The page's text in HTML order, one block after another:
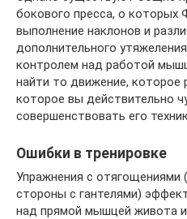
бокового пресса, о
выполнение наклонов и
дополнительного
контролем над работой
найти то движение, которое
которое вы действительно
совершенствовать его
Ошибки в тренировке
Упражнения с отягощениями
стороны с гантелями)
над прямой мышцей живота